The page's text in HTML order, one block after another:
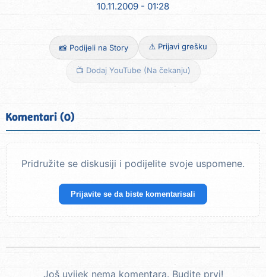
10.11.2009 - 01:28
📸 Podijeli na Story ⚠️ Prijavi grešku
📺 Dodaj YouTube (Na čekanju)
Komentari (0)
Pridružite se diskusiji i podijelite svoje uspomene.
Prijavite se da biste komentarisali
Još uvijek nema komentara. Budite prvi!